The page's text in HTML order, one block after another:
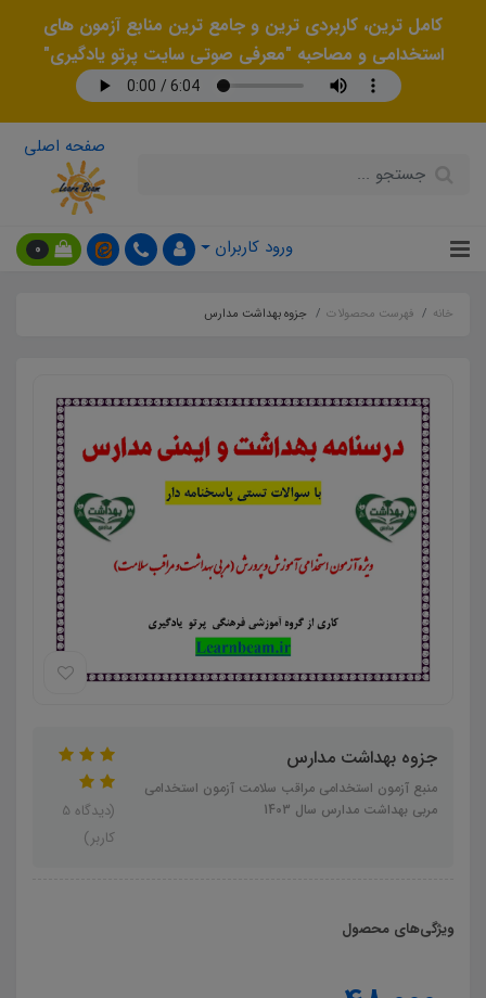
کامل ترین، کاربردی ترین و جامع ترین منابع آزمون های
استخدامی و مصاحبه "معرفی صوتی سایت پرتو یادگیری"
صفحه اصلی
ورود کاربران 0
خانه فهرست محصولات جزوه بهداشت مدارس
جزوه بهداشت مدارس
منبع آزمون استخدامی مراقب سلامت آزمون استخدامی
مربی بهداشت مدارس سال 1403
(دیدگاه 5
کاربر)
ویژگی‌های محصول